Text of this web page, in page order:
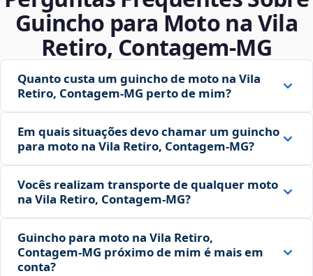
Guincho para Moto na Vila
Retiro, Contagem‑MG
Quanto custa um guincho de moto na Vila
Retiro, Contagem‑MG perto de mim?
Em quais situações devo chamar um guincho
para moto na Vila Retiro, Contagem‑MG?
Vocês realizam transporte de qualquer moto
na Vila Retiro, Contagem‑MG?
Guincho para moto na Vila Retiro,
Contagem‑MG próximo de mim é mais em
conta?